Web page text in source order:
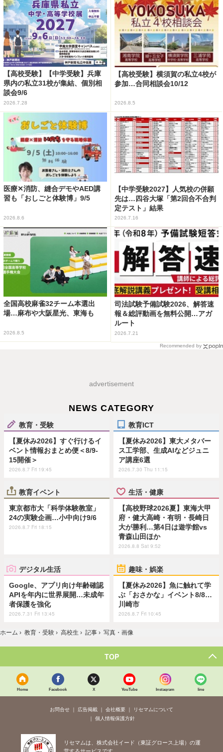
【高校受験】【中学受験】兵庫
県内の私立31校が集結、個別相
談会9/6
2026.7.28
【高校受験】横須賀の私立4校が
参加…合同相談会10/12
2026.8.5
医療✕消防、縫合デモやAED講
習も「おしごと体験博」9/5
2026.8.6
【中学受験2027】人気校の併願
先は…四谷大塚「第2回合不合判
定テスト」結果
2026.7.16
全国高校麻雀32チーム本選出
場…麻布や大阪星光、東海も
2026.8.5
司法試験予備試験2026、解答速
報＆総評動画を無料公開…アガ
ルート
2026.7.21
Recommended by
advertisement
NEWS CATEGORY
教育・受験
【夏休み2026】すぐ行けるイ
ベント情報おまとめ便＜8/9-
15開催＞
2026.8.7 Fri 19:45
教育ICT
【夏休み2026】東大メタバー
ス工学部、生成AIなどジュニ
ア講座6選
2026.7.30 Thu 11:15
教育イベント
東京都市大「科学体験教室」
24の実験企画…小中向け9/6
2026.8.7 Fri 18:15
生活・健康
【高校野球2026夏】東海大甲
府・健大高崎・有明・長崎日
大が勝利…第4日は遊学館vs
青森山田ほか
2026.8.8 Sat 9:52
デジタル生活
Google、アプリ向け年齢確認
APIを年内に世界展開…未成年
者保護を強化
2026.7.31 Fri 13:45
趣味・娯楽
【夏休み2026】魚に触れて学
ぶ「おさかな」イベント8/8…
川崎市
2026.8.7 Fri 10:45
ホーム › 教育・受験 › 高校生 › 記事 › 写真・画像
TOP
Home Facebook X YouTube Instagram line
お問合せ 広告掲載 会社概要
リセマムについて
個人情報保護方針
リセマムは、株式会社イード（東証グロース上場）の運